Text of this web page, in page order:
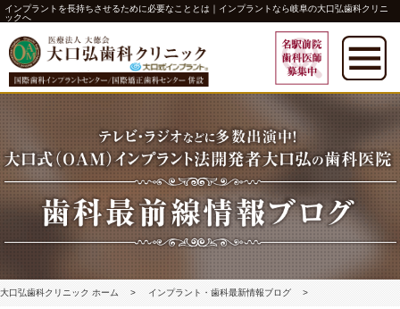
インプラントを長持ちさせるために必要なこととは｜インプラントなら岐阜の大口弘歯科クリニ
ックへ
大口弘歯科クリニック ホーム インプラント・歯科最新情報ブログ